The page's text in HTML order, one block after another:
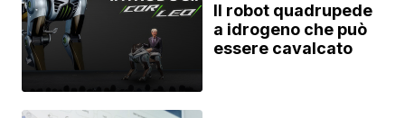
Il robot quadrupede
a idrogeno che può
essere cavalcato